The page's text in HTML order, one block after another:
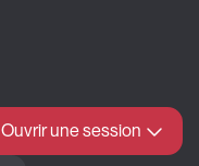
Ouvrir une session